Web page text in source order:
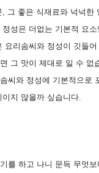
그 좋은 식재료와 넉넉한
성은 더없는 기본적 요
요리솜씨와 정성이 깃들
그 맛이 제대로 일 수 없
씨와 정성에 기본적으로
지 않을까 싶습니다.
를 하고 나니 문득 무엇